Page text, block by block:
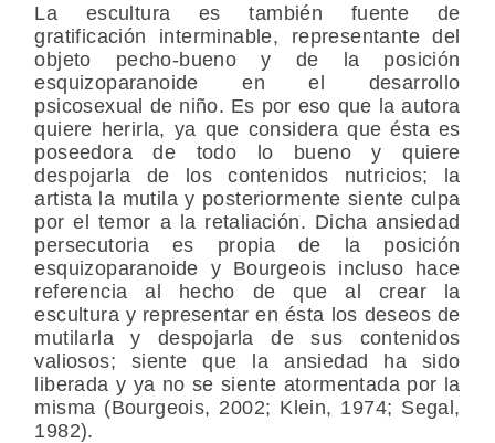
La escultura es también fuente de
gratificación interminable, representante del
objeto pecho-bueno y de la posición
esquizoparanoide en el desarrollo
psicosexual de niño. Es por eso que la autora
quiere herirla, ya que considera que ésta es
poseedora de todo lo bueno y quiere
despojarla de los contenidos nutricios; la
artista la mutila y posteriormente siente culpa
por el temor a la retaliación. Dicha ansiedad
persecutoria es propia de la posición
esquizoparanoide y Bourgeois incluso hace
referencia al hecho de que al crear la
escultura y representar en ésta los deseos de
mutilarla y despojarla de sus contenidos
valiosos; siente que la ansiedad ha sido
liberada y ya no se siente atormentada por la
misma (Bourgeois, 2002; Klein, 1974; Segal,
1982).